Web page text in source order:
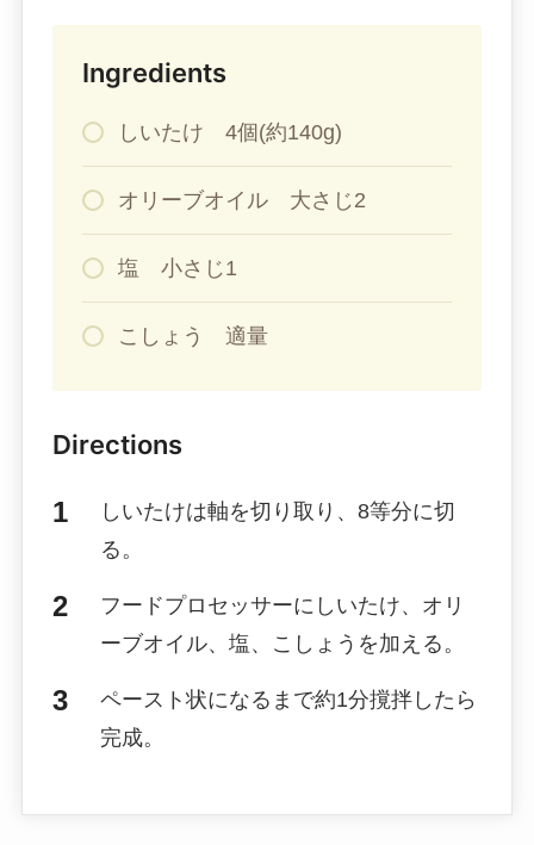
Ingredients
しいたけ 4個(約140g)
オリーブオイル 大さじ2
塩 小さじ1
こしょう 適量
Directions
しいたけは軸を切り取り、8等分に切
る。
フードプロセッサーにしいたけ、オリ
ーブオイル、塩、こしょうを加える。
ペースト状になるまで約1分撹拌したら
完成。